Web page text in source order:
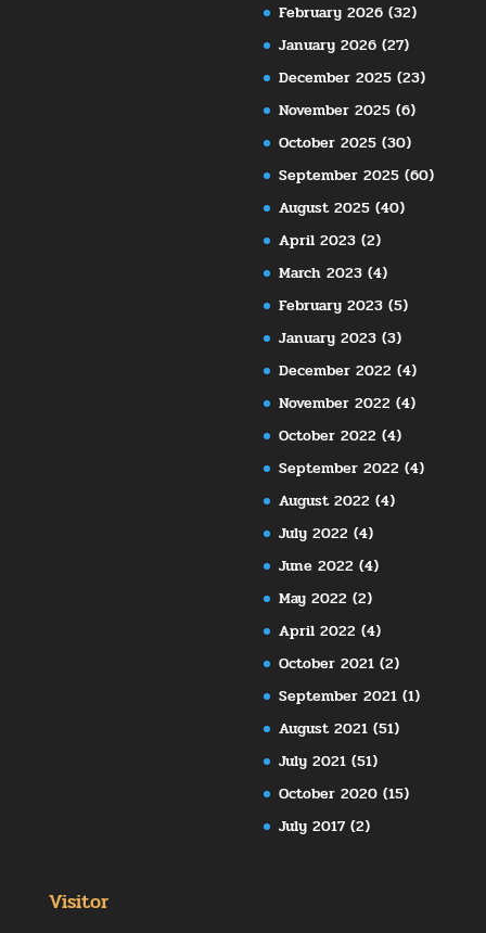
February 2026 (32)
January 2026 (27)
December 2025 (23)
November 2025 (6)
October 2025 (30)
September 2025 (60)
August 2025 (40)
April 2023 (2)
March 2023 (4)
February 2023 (5)
January 2023 (3)
December 2022 (4)
November 2022 (4)
October 2022 (4)
September 2022 (4)
August 2022 (4)
July 2022 (4)
June 2022 (4)
May 2022 (2)
April 2022 (4)
October 2021 (2)
September 2021 (1)
August 2021 (51)
July 2021 (51)
October 2020 (15)
July 2017 (2)
Visitor